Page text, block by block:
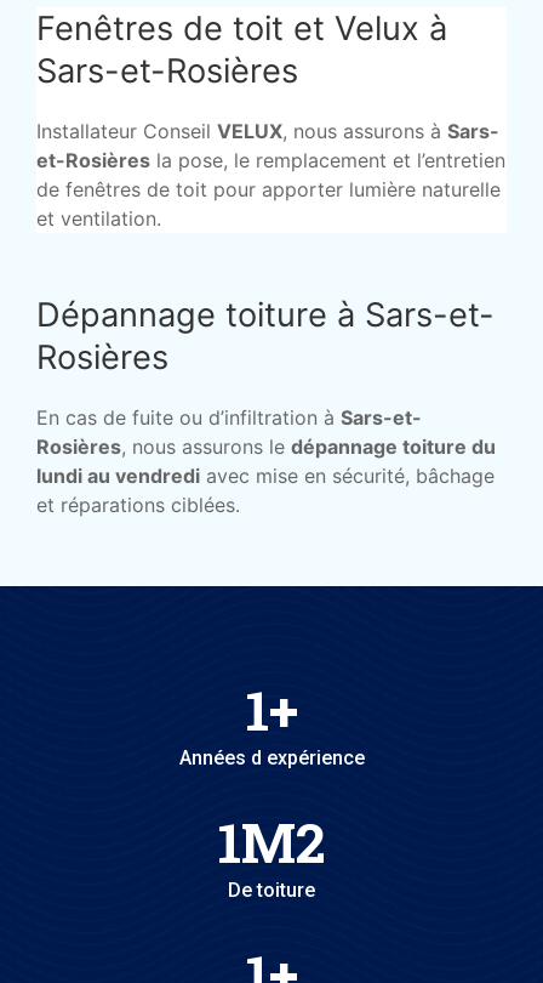
Fenêtres de toit et Velux à
Sars-et-Rosières
Installateur Conseil VELUX, nous assurons à Sars-
et-Rosières la pose, le remplacement et l’entretien
de fenêtres de toit pour apporter lumière naturelle
et ventilation.
Dépannage toiture à Sars-et-
Rosières
En cas de fuite ou d’infiltration à Sars-et-
Rosières, nous assurons le dépannage toiture du
lundi au vendredi avec mise en sécurité, bâchage
et réparations ciblées.
1+
Années d expérience
1M2
De toiture